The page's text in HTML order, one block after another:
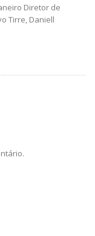
Diretor de
Tirre, Daniell